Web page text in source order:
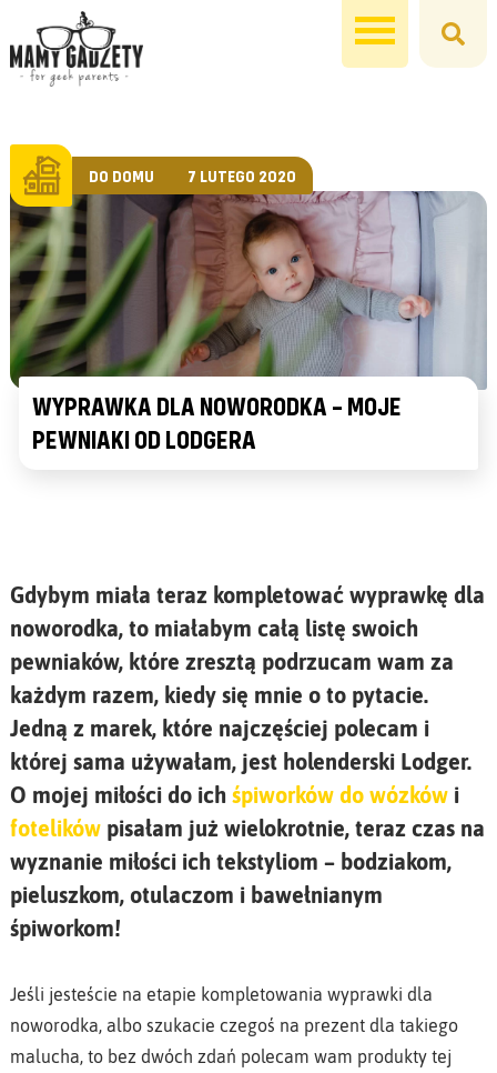
DO DOMU 7 LUTEGO 2020
WYPRAWKA DLA NOWORODKA – MOJE
PEWNIAKI OD LODGERA
Gdybym miała teraz kompletować wyprawkę dla
noworodka, to miałabym całą listę swoich
pewniaków, które zresztą podrzucam wam za
każdym razem, kiedy się mnie o to pytacie.
Jedną z marek, które najczęściej polecam i
której sama używałam, jest holenderski Lodger.
O mojej miłości do ich śpiworków do wózkówi
fotelików pisałam już wielokrotnie, teraz czas na
wyznanie miłości ich tekstyliom – bodziakom,
pieluszkom, otulaczom i bawełnianym
śpiworkom!
Jeśli jesteście na etapie kompletowania wyprawki dla
noworodka, albo szukacie czegoś na prezent dla takiego
malucha, to bez dwóch zdań polecam wam produkty tej